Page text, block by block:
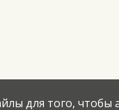
для того,